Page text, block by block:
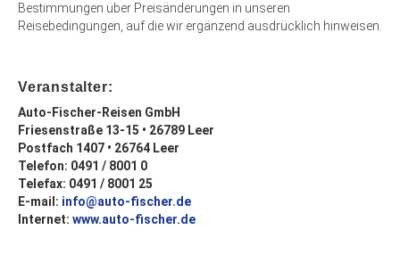
Bestimmungen über Preisänderungen in unseren
Reisebedingungen, auf die wir ergänzend ausdrücklich hinweisen.
Veranstalter:
Auto-Fischer-Reisen GmbH
Friesenstraße 13-15 • 26789 Leer
Postfach 1407 • 26764 Leer
Telefon: 0491 / 8001 0
Telefax: 0491 / 8001 25
E-mail: info@auto-fischer.de
Internet: www.auto-fischer.de